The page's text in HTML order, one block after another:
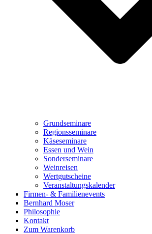
Grundseminare
Regionsseminare
Käseseminare
Essen und Wein
Sonderseminare
Weinreisen
Wertgutscheine
Veranstaltungskalender
Firmen- & Familienevents
Bernhard Moser
Philosophie
Kontakt
Zum Warenkorb